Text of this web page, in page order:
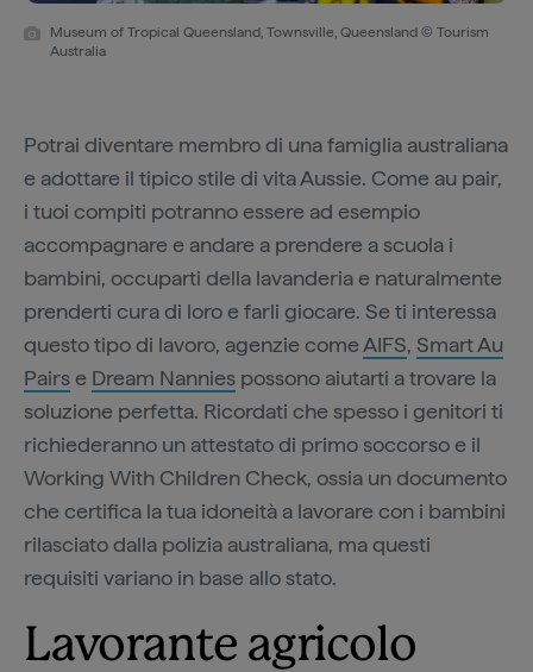
Museum of Tropical Queensland, Townsville, Queensland © Tourism
Australia
Potrai diventare membro di una famiglia australiana
e adottare il tipico stile di vita Aussie. Come au pair,
i tuoi compiti potranno essere ad esempio
accompagnare e andare a prendere a scuola i
bambini, occuparti della lavanderia e naturalmente
prenderti cura di loro e farli giocare. Se ti interessa
questo tipo di lavoro, agenzie come AIFS, Smart Au
Pairse Dream Nannies possono aiutarti a trovare la
soluzione perfetta. Ricordati che spesso i genitori ti
richiederanno un attestato di primo soccorso e il
Working With Children Check, ossia un documento
che certifica la tua idoneità a lavorare con i bambini
rilasciato dalla polizia australiana, ma questi
requisiti variano in base allo stato.
Lavorante agricolo